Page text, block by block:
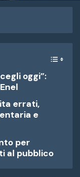
oggi”:
errati,
e
per
al pubblico